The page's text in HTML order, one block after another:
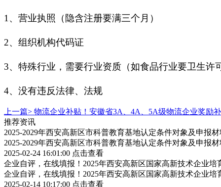
1、营业执照（隐含注册要满三个月）
2、组织机构代码证
3、特殊行业，需要行业资质（如食品行业要卫生许
4、没有违反法律、法规
上一篇> 物流企业补贴！安徽省3A、4A、5A级物流企业奖励
推荐资讯
2025-2029年西安高新区市科普教育基地认定条件对象及申报
2025-2029年西安高新区市科普教育基地认定条件对象及申报
2025-02-24 16:01:00 点击查看
企业自评，在线填报！2025年西安高新区国家高新技术企业
企业自评，在线填报！2025年西安高新区国家高新技术企业
2025-02-14 10:17:00 点击查看